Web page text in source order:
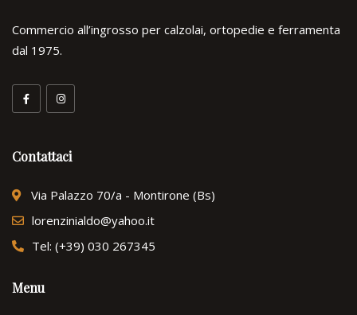
Commercio all’ingrosso per calzolai, ortopedie e ferramenta
dal 1975.
Contattaci
Via Palazzo 70/a - Montirone (Bs)
lorenzinialdo@yahoo.it
Tel: (+39) 030 267345
Menu